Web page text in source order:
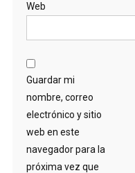
Web
Guardar mi
nombre, correo
electrónico y sitio
web en este
navegador para la
próxima vez que